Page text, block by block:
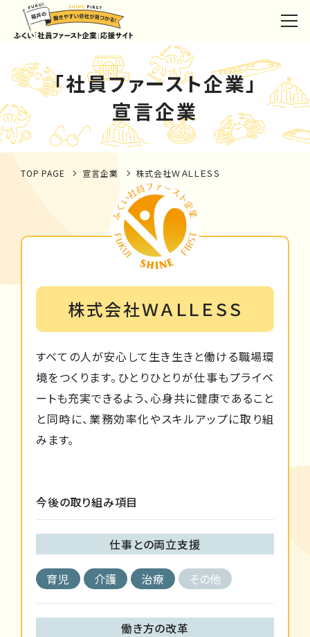
「社員ファースト企業」
宣言企業
TOP PAGE 宣言企業 株式会社ＷＡＬＬＥＳＳ
株式会社ＷＡＬＬＥＳＳ
すべての人が安心して生き生きと働ける職場環
境をつくります。ひとりひとりが仕事もプライベ
ートも充実できるよう、心身共に健康であること
と同時に、業務効率化やスキルアップに取り組
みます。
今後の取り組み項目
仕事との両立支援
育児 介護 治療 その他
働き方の改革